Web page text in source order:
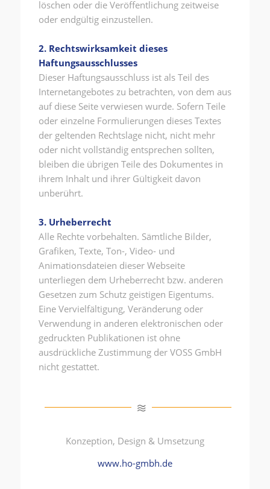
löschen oder die Veröffentlichung zeitweise
oder endgültig einzustellen.
2. Rechtswirksamkeit dieses
Haftungsausschlusses
Dieser Haftungsausschluss ist als Teil des
Internetangebotes zu betrachten, von dem aus
auf diese Seite verwiesen wurde. Sofern Teile
oder einzelne Formulierungen dieses Textes
der geltenden Rechtslage nicht, nicht mehr
oder nicht vollständig entsprechen sollten,
bleiben die übrigen Teile des Dokumentes in
ihrem Inhalt und ihrer Gültigkeit davon
unberührt.
3. Urheberrecht
Alle Rechte vorbehalten. Sämtliche Bilder,
Grafiken, Texte, Ton-, Video- und
Animationsdateien dieser Webseite
unterliegen dem Urheberrecht bzw. anderen
Gesetzen zum Schutz geistigen Eigentums.
Eine Vervielfältigung, Veränderung oder
Verwendung in anderen elektronischen oder
gedruckten Publikationen ist ohne
ausdrückliche Zustimmung der VOSS GmbH
nicht gestattet.
Konzeption, Design & Umsetzung
www.ho-gmbh.de